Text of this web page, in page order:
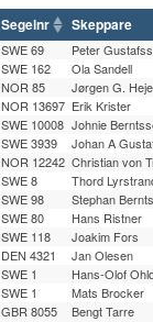
Segelnr Skeppare
SWE 69 Peter
SWE 162 Ola Sandell
NOR 85 Jørgen G. Heje
NOR 13697 Erik Krister
SWE 10008 Johnie
SWE 3939 Johan A
NOR 12242 Christian von
SWE 8 Thord
SWE 98 Stephan
SWE 80 Hans Ristner
SWE 118 Joakim Fors
DEN 4321 Jan Olesen
SWE 1 Hans-Olof
SWE 1 Mats Brocker
GBR 8055 Bengt Tarre